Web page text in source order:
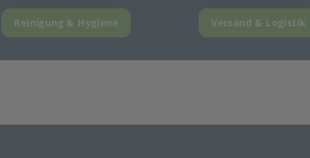
Reinigung & Hygiene Versand & Logistik